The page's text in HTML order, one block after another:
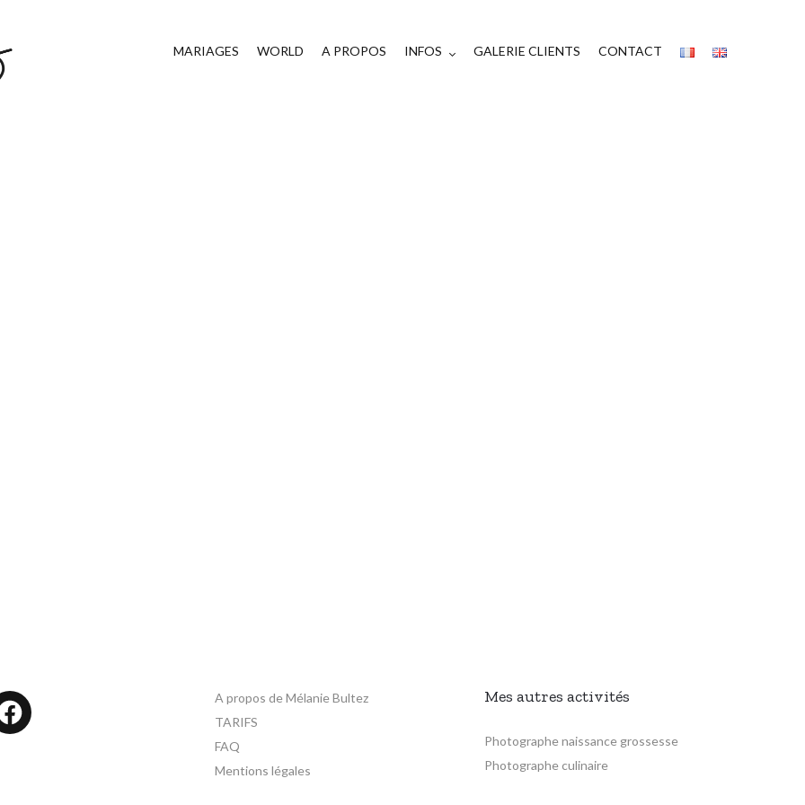
MARIAGES WORLD A PROPOS INFOS GALERIE CLIENTS CONTACT
A propos de Mélanie Bultez
TARIFS
FAQ
Mentions légales
Mes autres activités
Photographe naissance grossesse
Photographe culinaire